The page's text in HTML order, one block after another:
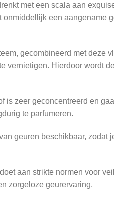
met een scala aan
onmiddellijk een aangename
gecombineerd met deze
vernietigen. Hierdoor wordt
is zeer geconcentreerd en
te parfumeren.
geuren beschikbaar, zodat
aan strikte normen voor
zorgeloze geurervaring.